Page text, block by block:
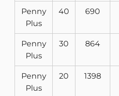
Penny
Plus
40 690
Penny
Plus
30 864
Penny
Plus
20 1398